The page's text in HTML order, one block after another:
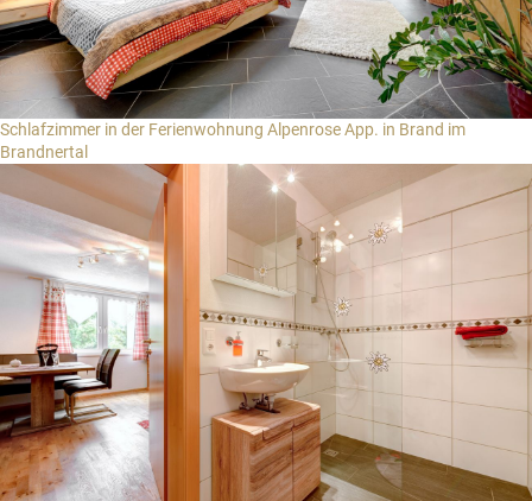
Schlafzimmer in der Ferienwohnung Alpenrose App. in Brand im
Brandnertal